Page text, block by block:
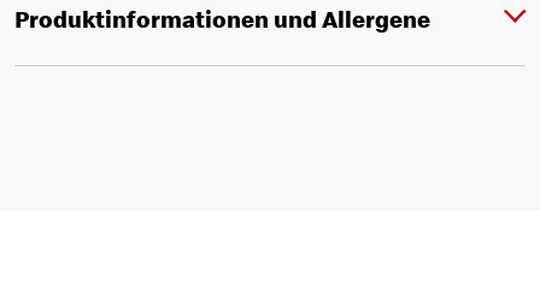
Produktinformationen und Allergene